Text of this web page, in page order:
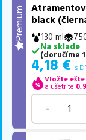
Premium
black
130 ml
Na sklade
(doručíme
4,18 € s
Vložte ešte
a ušetríte
-